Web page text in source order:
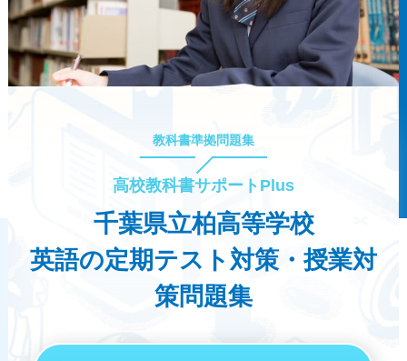
教科書準拠問題集
高校教科書サポートPlus
千葉県立柏高等学校
英語の定期テスト対策・授業対
策問題集